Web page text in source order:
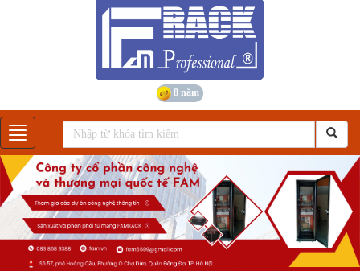
8 năm
Gian hàng